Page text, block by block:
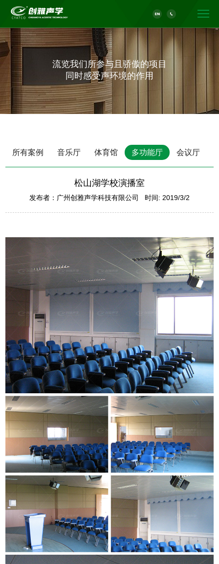
流览我们所参与且骄傲的项目
同时感受声环境的作用
所有案例 音乐厅 体育馆 多功能厅 会议厅
松山湖学校演播室
发布者：广州创雅声学科技有限公司 时间: 2019/3/2